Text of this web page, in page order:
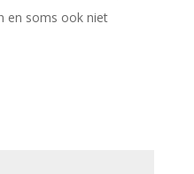
en soms ook niet